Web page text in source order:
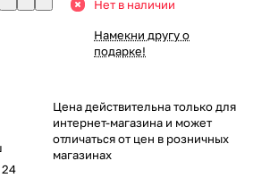
24
Нет в наличии
Намекни другу о
подарке!
Цена действительна только для
интернет-магазина и может
отличаться от цен в розничных
магазинах